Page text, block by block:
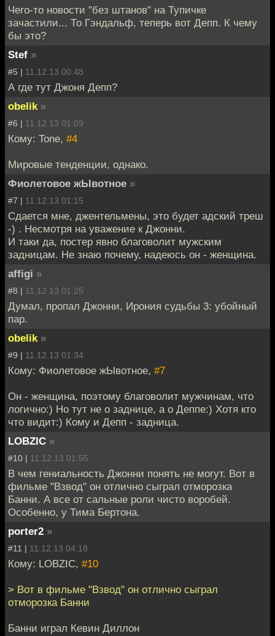
Чего-то новости "без штанов" на Тупичке
зачастили... То Гэндальф, теперь вот Депп. К чему
бы это?
Stef »
#5 | 11.12.13 00:48
А где тут Джоня Депп?
obelik »
#6 | 11.12.13 01:09
Кому: Tone, #4
Мировые тенденции, однако.
Фиолетовое жЫвотное »
#7 | 11.12.13 01:15
Сдается мне, джентельмены, это будет адский треш
-) . Несмотря на уважение к Джонни.
И таки да, постер явно благоволит мужским
задницам. Не знаю почему, надеюсь он - женщина.
affigi »
#8 | 11.12.13 01:25
Думал, пропал Джонни, Ирония судьбы 3: убойный
пар.
obelik »
#9 | 11.12.13 01:34
Кому: Фиолетовое жЫвотное, #7
Он - женщина, поэтому благоволит мужчинам, что
логично:) Но тут не о заднице, а о Деппе:) Хотя кто
что видит:) Кому и Депп - задница.
LOBZIC »
#10 | 11.12.13 01:55
В чем гениальность Джонни понять не могут. Вот в
фильме "Взвод" он отлично сыграл отморозка
Банни. А все от сальные роли чисто воробей.
Особенно, у Тима Бертона.
porter2 »
#11 | 11.12.13 04:18
Кому: LOBZIC, #10
> Вот в фильме "Взвод" он отлично сыграл
отморозка Банни
Банни играл Кевин Диллон